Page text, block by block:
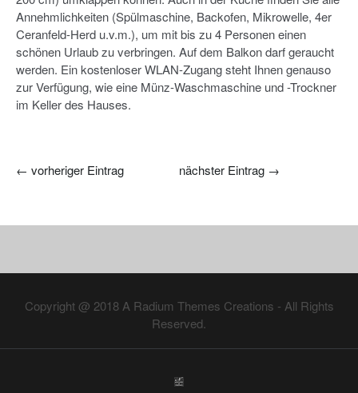
Annehmlichkeiten (Spülmaschine, Backofen, Mikrowelle, 4er
Ceranfeld-Herd u.v.m.), um mit bis zu 4 Personen einen
schönen Urlaub zu verbringen. Auf dem Balkon darf geraucht
werden. Ein kostenloser WLAN-Zugang steht Ihnen genauso
zur Verfügung, wie eine Münz-Waschmaschine und -Trockner
im Keller des Hauses.
← vorheriger Eintrag nächster Eintrag →
Copyright @ 2018A Radium Themes Creations - All Rights
Reserved.